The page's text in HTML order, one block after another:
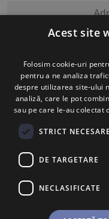
Acest site
Folosim cookie-uri
pentru a ne analiza
despre utilizarea site-ului
analiză, care le pot
sau pe care le-au
STRICT NECESARE
DE TARGETARE
NECLASIFICATE